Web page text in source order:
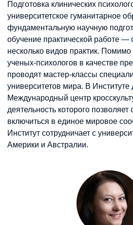
Подготовка клинических
университетское гуманитарное
фундаментальную научную
обучение практической работе —
несколько видов практик.
ученых-психологов в качестве
проводят мастер-классы
университетов мира. В Институте
Международный центр
деятельность которого позволяет
включиться в единое мировое
Институт сотрудничает с
Америки и Австралии.